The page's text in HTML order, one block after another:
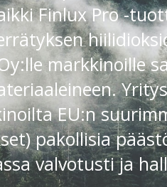
Finlux Pro -
markkinoille
EU:n
pakollisia
valvotusti ja